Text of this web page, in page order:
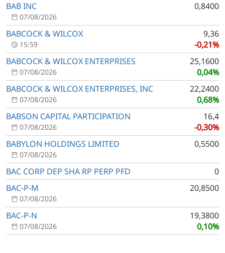
BAB INC 0,8400
07/08/2026
BABCOCK & WILCOX
9,36
-0,21%
15:59
BABCOCK & WILCOX ENTERPRISES
25,1600
0,04%
07/08/2026
BABCOCK & WILCOX ENTERPRISES, INC
22,2400
0,68%
07/08/2026
BABSON CAPITAL PARTICIPATION
16,4
-0,30%
07/08/2026
BABYLON HOLDINGS LIMITED 0,5500
07/08/2026
BAC CORP DEP SHA RP PERP PFD
0
BAC-P-M
20,8500
07/08/2026
BAC-P-N
19,3800
0,10%
07/08/2026